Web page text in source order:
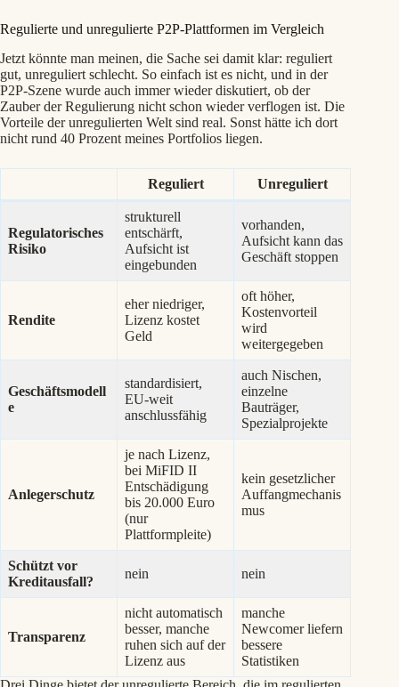
Regulierte und unregulierte P2P-Plattformen im Vergleich
Jetzt könnte man meinen, die Sache sei damit klar: reguliert
gut, unreguliert schlecht. So einfach ist es nicht, und in der
P2P-Szene wurde auch immer wieder diskutiert, ob der
Zauber der Regulierung nicht schon wieder verflogen ist. Die
Vorteile der unregulierten Welt sind real. Sonst hätte ich dort
nicht rund 40 Prozent meines Portfolios liegen.
Reguliert Unreguliert
Regulatorisches
Risiko
strukturell
entschärft,
Aufsicht ist
eingebunden
vorhanden,
Aufsicht kann das
Geschäft stoppen
Rendite
eher niedriger,
Lizenz kostet
Geld
oft höher,
Kostenvorteil
wird
weitergegeben
Geschäftsmodell
e
standardisiert,
EU-weit
anschlussfähig
auch Nischen,
einzelne
Bauträger,
Spezialprojekte
Anlegerschutz
je nach Lizenz,
bei MiFID II
Entschädigung
bis 20.000 Euro
(nur
Plattformpleite)
kein gesetzlicher
Auffangmechanis
mus
Schützt vor
Kreditausfall?
nein nein
Transparenz
nicht automatisch
besser, manche
ruhen sich auf der
Lizenz aus
manche
Newcomer liefern
bessere
Statistiken